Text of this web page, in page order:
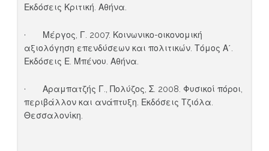
Εκδόσεις Κριτική. Αθήνα.
· Μέργος, Γ. 2007. Κοινωνικο-οικονομική
αξιολόγηση επενδύσεων και πολιτικών. Τόμος Α΄.
Εκδόσεις Ε. Μπένου. Αθήνα.
· Αραμπατζής Γ., Πολύζος, Σ. 2008. Φυσικοί πόροι,
περιβάλλον και ανάπτυξη. Εκδόσεις Τζιόλα.
Θεσσαλονίκη.